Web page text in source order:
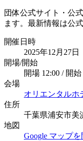
団体公式サイト・公
ます。最新情報は公
開催日時
2025年12月27日
開場/開始
開場 12:00 / 開始
会場
オリエンタルホ
住所
千葉県浦安市美
地図
Google マップを